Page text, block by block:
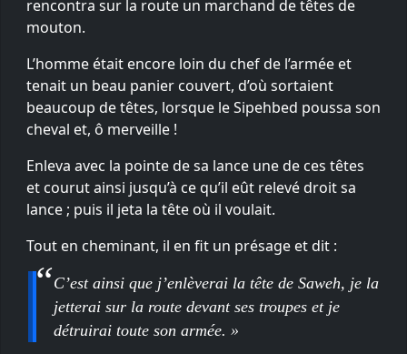
rencontra sur la route un marchand de têtes de
mouton.
L’homme était encore loin du chef de l’armée et
tenait un beau panier couvert, d’où sortaient
beaucoup de têtes, lorsque le Sipehbed poussa son
cheval et, ô merveille !
Enleva avec la pointe de sa lance une de ces têtes
et courut ainsi jusqu’à ce qu’il eût relevé droit sa
lance ; puis il jeta la tête où il voulait.
Tout en cheminant, il en fit un présage et dit :
C’est ainsi que j’enlèverai la tête de Saweh, je la
jetterai sur la route devant ses troupes et je
détruirai toute son armée. »